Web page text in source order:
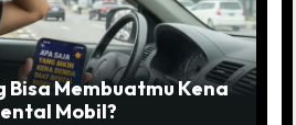
Bisa Membuatmu Kena
Mobil?